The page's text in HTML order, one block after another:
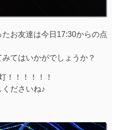
お友達は今日17:30からの点
てはいかがでしょうか？
！！！！！！
ださいね♪